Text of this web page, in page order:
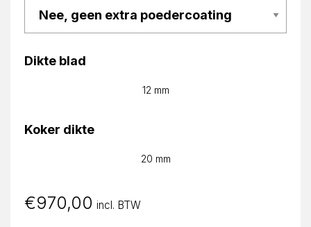
Dikte blad
12 mm
Koker dikte
20 mm
€970,00 incl. BTW